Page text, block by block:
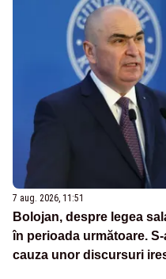
7 aug. 2026, 11:51
Bolojan, despre legea
în perioada următoare.
cauza unor discursuri